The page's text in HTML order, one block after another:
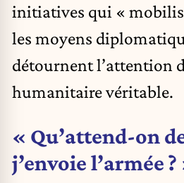
initiatives qui «
les moyens
détournent l’attention
humanitaire véritable.
« Qu’attend-on
j’envoie l’armée ?